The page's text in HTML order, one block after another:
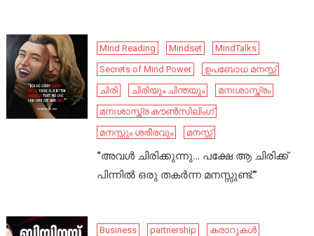
Mind Reading Mindset
MindTalks
Secrets of Mind Power
ഉപബോധ മനസ്സ്
ചിരി
ചിരിയും ചിന്തയും
മനഃശാസ്ത്രം
മനഃശാസ്ത്ര കൗൺസിലിംഗ്
മനസ്സും ശരീരവും
മനസ്സ്
“അവൾ ചിരിക്കുന്നു… പക്ഷേ ആ ചിരിക്ക്
പിന്നിൽ ഒരു തകർന്ന മനസ്സുണ്ട്.”
Business partnership
കരാറുകൾ